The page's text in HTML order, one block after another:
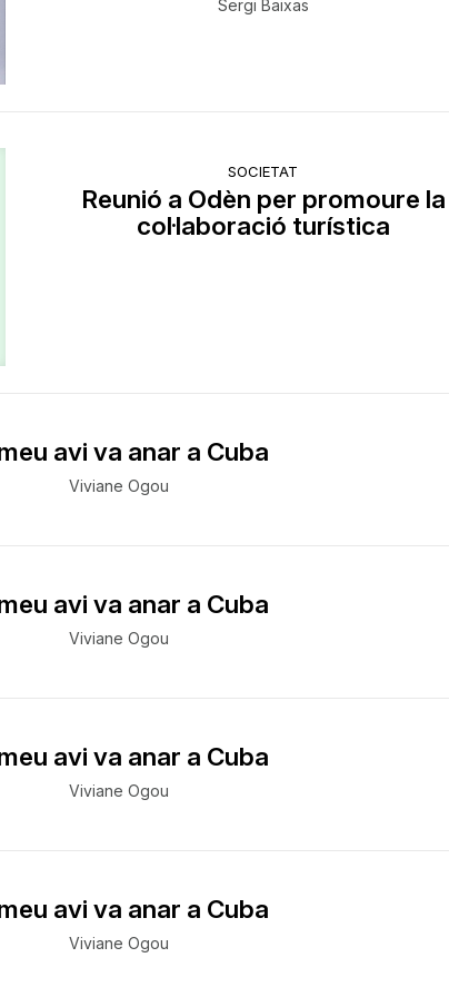
Sergi Baixas
SOCIETAT
​Reunió a Odèn per promoure la
col·laboració turística
avi va anar a Cuba
Viviane Ogou
avi va anar a Cuba
Viviane Ogou
avi va anar a Cuba
Viviane Ogou
avi va anar a Cuba
Viviane Ogou